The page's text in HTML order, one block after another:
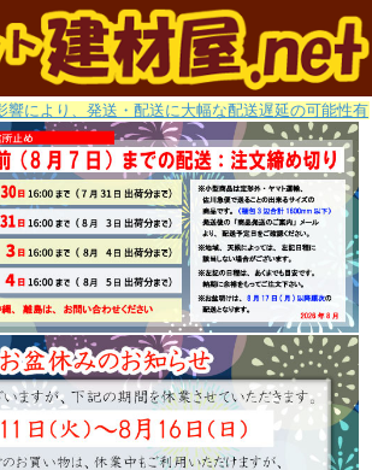
により、発送・配送に大幅な配送遅延の可能性有